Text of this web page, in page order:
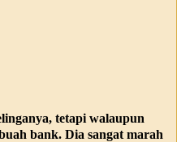
tetapi walaupun
bank. Dia sangat marah